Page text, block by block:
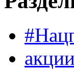
акции